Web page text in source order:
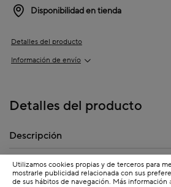
Disponibilidad en tienda
Detalles del producto
Información de envío
Detalles del producto
Descripción
Dimensiones
Utilizamos cookies propias y de terceros para
mostrarle publicidad relacionada con sus
de sus hábitos de navegación. Más información